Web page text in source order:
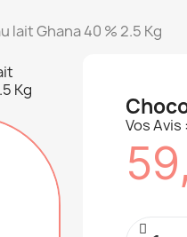
lait Ghana 40 % 2.5 Kg
Kg
Vos Avis :